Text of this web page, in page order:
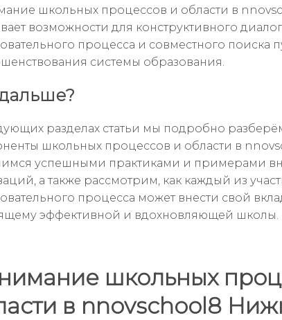
школьных процессов и области в
возможности для конструктивного
процесса и совместного поиска
системы образования.
разделах статьи мы подробно
школьных процессов и области в
успешными практиками и примерами
а также рассмотрим, как каждый из
процесса может внести свой
эффективной и вдохновляющей школы.
школьных
в nnovschool8